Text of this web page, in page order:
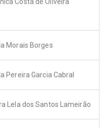
Morais Borges
Pereira Garcia Cabral
Lela dos Santos Lameirão